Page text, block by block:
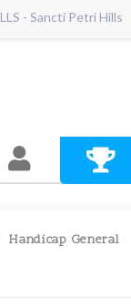
- Sancti Petri Hills
Handicap General